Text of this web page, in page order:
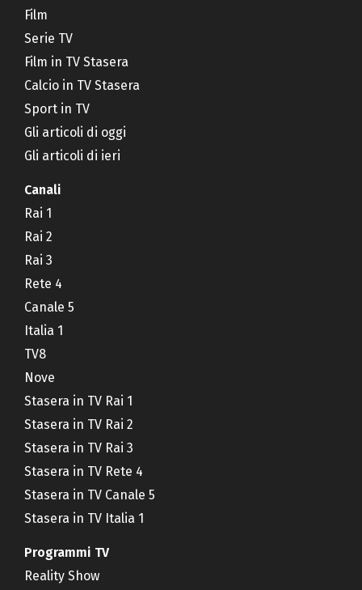
Film
Serie TV
Film in TV Stasera
Calcio in TV Stasera
Sport in TV
Gli articoli di oggi
Gli articoli di ieri
Canali
Rai 1
Rai 2
Rai 3
Rete 4
Canale 5
Italia 1
TV8
Nove
Stasera in TV Rai 1
Stasera in TV Rai 2
Stasera in TV Rai 3
Stasera in TV Rete 4
Stasera in TV Canale 5
Stasera in TV Italia 1
Programmi TV
Reality Show